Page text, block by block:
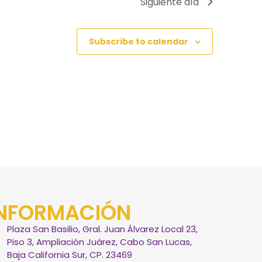
Subscribe to calendar
Plaza San Basilio, Gral. Juan Álvarez Local 23,
Piso 3, Ampliación Juárez, Cabo San Lucas,
Baja California Sur, CP. 23469